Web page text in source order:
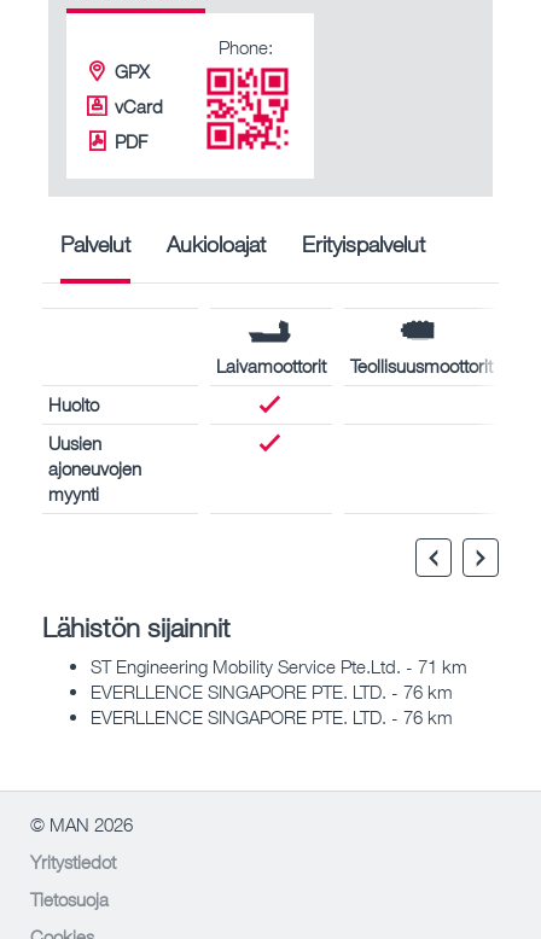
GPX
vCard
PDF
Phone:
Palvelut Aukioloajat Erityispalvelut
Laivamoottorit
Teollisuusmoottorit
Huolto
Uusien
ajoneuvojen
myynti
Lähistön sijainnit
ST Engineering Mobility Service Pte.Ltd. - 71 km
EVERLLENCE SINGAPORE PTE. LTD. - 76 km
EVERLLENCE SINGAPORE PTE. LTD. - 76 km
© MAN 2026
Yritystiedot
Tietosuoja